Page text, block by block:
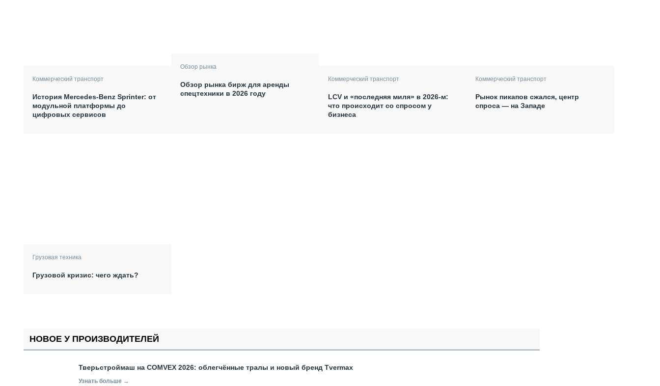
Коммерческий транспорт
История Mercedes-Benz Sprinter: от
модульной платформы до
цифровых сервисов
Обзор рынка
Обзор рынка бирж для аренды
спецтехники в 2026 году
Коммерческий транспорт
LCV и «последняя миля» в 2026-м:
что происходит со спросом у
бизнеса
Коммерческий транспорт
Рынок пикапов сжался, центр
спроса — на Западе
Грузовая техника
Грузовой кризис: чего ждать?
НОВОЕ У ПРОИЗВОДИТЕЛЕЙ
Тверьстроймаш на COMVEX 2026: облегчённые тралы и новый бренд Tvermax
Узнать больше →